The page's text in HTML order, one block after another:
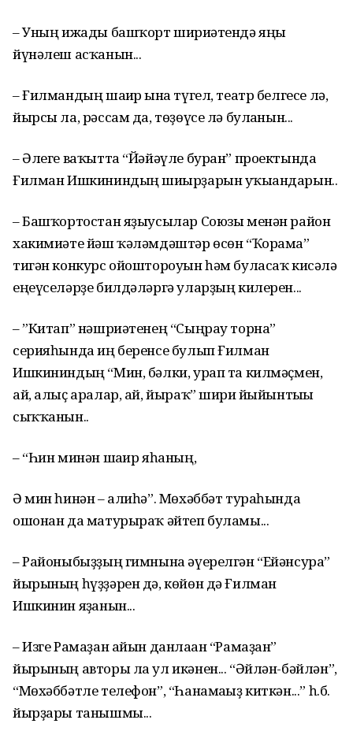
– Уның ижады башҡорт шиғриәтендә яңы
йүнәлеш асҡанын...
– Ғилмандың шағир ғына түгел, театр белгесе лә,
йырсы ла, рәссам да, төҙөүсе лә булғанын...
– Әлеге ваҡытта “Йәйәүле буран” проектында
Ғилман Ишкининдың шиғырҙарын уҡығандарын..
– Башҡортостан яҙыусылар Союзы менән район
хакимиәте йәш ҡәләмдәштәр өсөн “Ҡорама”
тигән конкурс ойоштороуын һәм буласаҡ кисәлә
еңеүселәрҙе билдәләргә уларҙың килерен...
– ”Китап” нәшриәтенең “Сыңрау торна”
серияһында иң беренсе булып Ғилман
Ишкининдың “Мин, бәлки, урап та килмәҫмен,
ай, алыҫ аралар, ай, йыраҡ” шиғри йыйынтығы
сыҡҡанын..
– “Һин минән шағир яһаның,
Ә мин һинән – алиһә”. Мөхәббәт тураһында
ошонан да матурыраҡ әйтеп буламы...
– Районыбыҙҙың гимнына әүерелгән “Ейәнсура”
йырының һүҙҙәрен дә, көйөн дә Ғилман
Ишкинин яҙғанын...
– Изге Рамаҙан айын данлаған “Рамаҙан”
йырының авторы ла ул икәнен... “Әйлән-бәйлән”,
“Мөхәббәтле телефон”, “Һанамағыҙ киткән...” һ.б.
йырҙары танышмы...